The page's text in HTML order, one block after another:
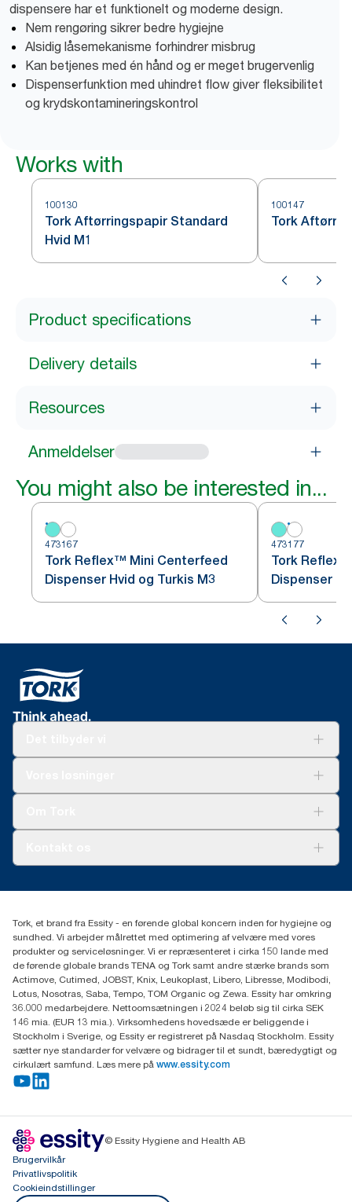
dispensere har et funktionelt og moderne design.
Nem rengøring sikrer bedre hygiejne
Alsidig låsemekanisme forhindrer misbrug
Kan betjenes med én hånd og er meget brugervenlig
Dispenserfunktion med uhindret flow giver fleksibilitet
og krydskontamineringskontrol
Works with
100130
Tork Aftørringspapir Standard
Hvid M1
100147
Tork
Product specifications
Delivery details
Resources
Anmeldelser
You might also be interested in...
473167
Tork Reflex™ Mini Centerfeed
Dispenser Hvid og Turkis M3
473177
Tork
Dispenser
Smiley-rapport
(+45) 48 16 82 44
Professional Hygiene
Gydevang 33
DK-3450 Allerød
Tork, et brand fra Essity - en førende global koncern inden for hygiejne og
sundhed. Vi arbejder målrettet med optimering af velvære med vores
produkter og serviceløsninger. Vi er repræsenteret i cirka 150 lande med
de førende globale brands TENA og Tork samt andre stærke brands som
Actimove, Cutimed, JOBST, Knix, Leukoplast, Libero, Libresse, Modibodi,
Lotus, Nosotras, Saba, Tempo, TOM Organic og Zewa. Essity har omkring
36.000 medarbejdere. Nettoomsætningen i 2024 beløb sig til cirka SEK
146 mia. (EUR 13 mia.). Virksomhedens hovedsæde er beliggende i
Stockholm i Sverige, og Essity er registreret på Nasdaq Stockholm. Essity
sætter nye standarder for velvære og bidrager til et sundt, bæredygtigt og
cirkulært samfund. Læs mere på www.essity.com
© Essity Hygiene and Health AB
Brugervilkår
Privatlivspolitik
Cookieindstillinger